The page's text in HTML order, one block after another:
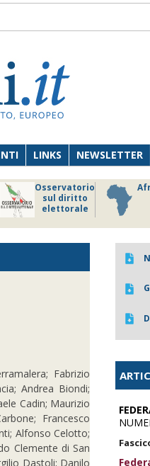
LINKS NEWSLETTER
Osservatorio
sul diritto
elettorale
Fabrizio
Andrea Biondi;
Cadin; Maurizio
Francesco
Alfonso Celotto;
Clemente di San
Dastoli; Danilo